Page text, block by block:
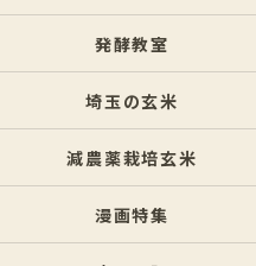
発酵教室
埼玉の玄米
減農薬栽培玄米
漫画特集